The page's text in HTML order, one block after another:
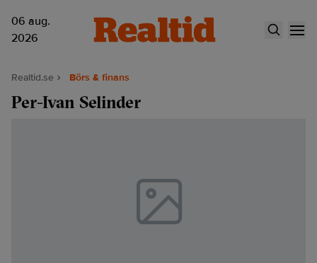
06 aug.
2026
Realtid.se Börs & finans
Per-Ivan Selinder